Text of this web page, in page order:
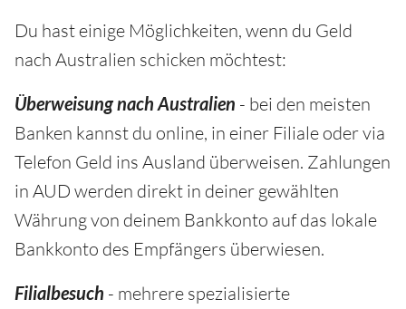
Du hast einige Möglichkeiten, wenn du Geld
nach Australien schicken möchtest:
Überweisung nach Australien - bei den meisten
Banken kannst du online, in einer Filiale oder via
Telefon Geld ins Ausland überweisen. Zahlungen
in AUD werden direkt in deiner gewählten
Währung von deinem Bankkonto auf das lokale
Bankkonto des Empfängers überwiesen.
Filialbesuch - mehrere spezialisierte